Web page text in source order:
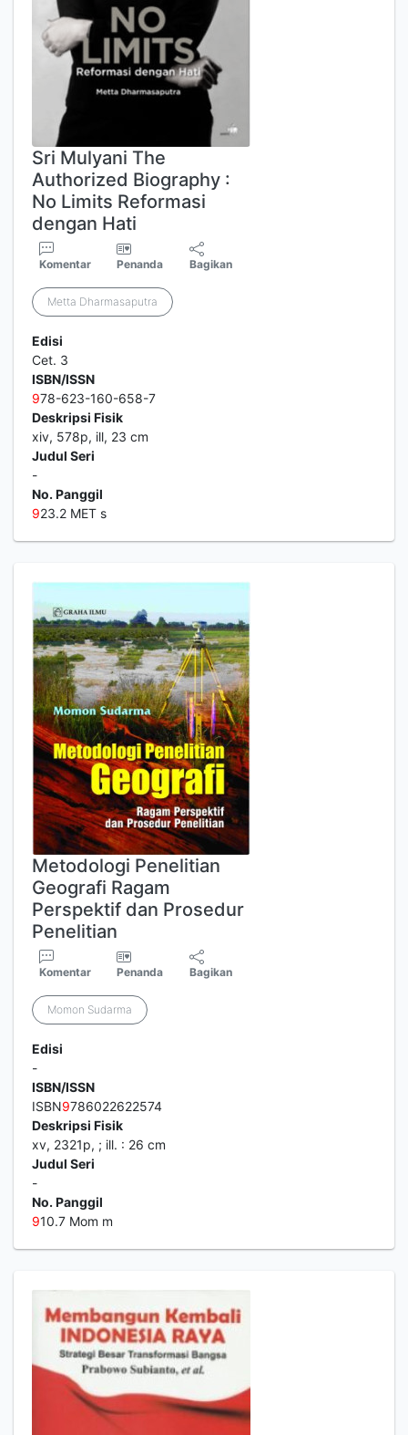
Sri Mulyani The
Authorized Biography :
No Limits Reformasi
dengan Hati
Komentar Penanda Bagikan
Metta Dharmasaputra
Edisi
Cet. 3
ISBN/ISSN
978-623-160-658-7
Deskripsi Fisik
xiv, 578p, ill, 23 cm
Judul Seri
-
No. Panggil
923.2 MET s
Metodologi Penelitian
Geografi Ragam
Perspektif dan Prosedur
Penelitian
Komentar Penanda Bagikan
Momon Sudarma
Edisi
-
ISBN/ISSN
ISBN9786022622574
Deskripsi Fisik
xv, 2321p, ; ill. : 26 cm
Judul Seri
-
No. Panggil
910.7 Mom m